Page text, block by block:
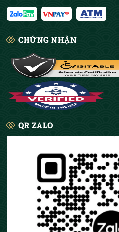
CHỨNG NHẬN
QR ZALO